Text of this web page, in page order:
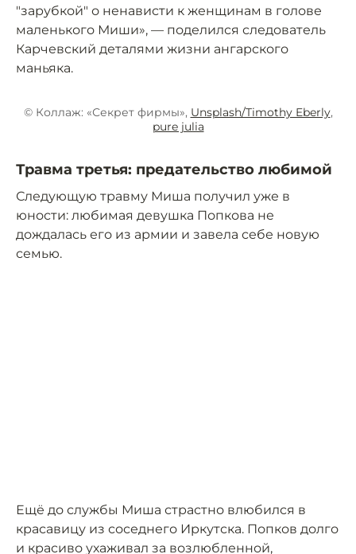
"зарубкой" о ненависти к женщинам в голове
маленького Миши», — поделился следователь
Карчевский деталями жизни ангарского
маньяка.
© Коллаж: «Секрет фирмы», Unsplash/Timothy Eberly,
pure julia
Травма третья: предательство любимой
Следующую травму Миша получил уже в
юности: любимая девушка Попкова не
дождалась его из армии и завела себе новую
семью.
Ещё до службы Миша страстно влюбился в
красавицу из соседнего Иркутска. Попков долго
и красиво ухаживал за возлюбленной,